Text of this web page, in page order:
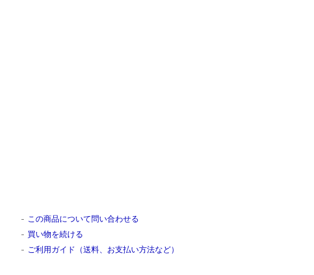
この商品について問い合わせる
買い物を続ける
ご利用ガイド（送料、お支払い方法など）